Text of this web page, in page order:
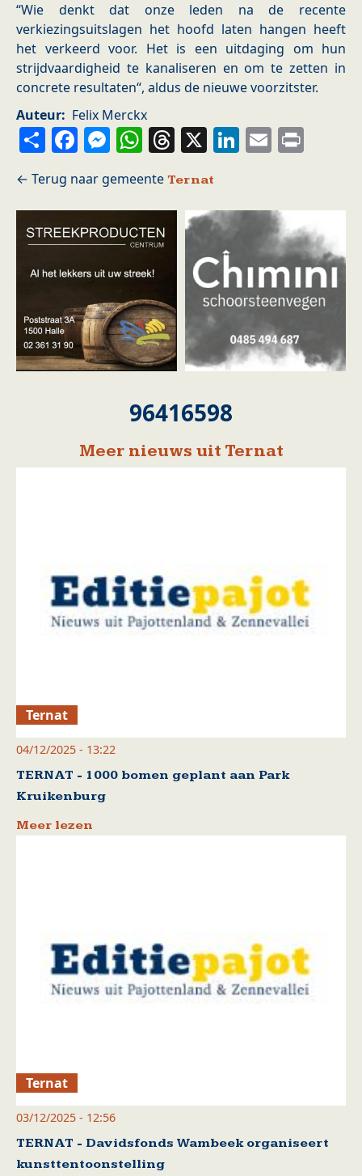
“Wie denkt dat onze leden na de recente
verkiezingsuitslagen het hoofd laten hangen heeft
het verkeerd voor. Het is een uitdaging om hun
strijdvaardigheid te kanaliseren en om te zetten in
concrete resultaten“, aldus de nieuwe voorzitster.
Auteur
Felix Merckx
ShareFacebook
Messenger
WhatsApp
Threads
X LinkedIn
Email
Ternat
96416598
Meer nieuws uit Ternat
Ternat
04/12/2025 - 13:22
TERNAT - 1000 bomen geplant aan Park
Kruikenburg
Meer lezen
Ternat
03/12/2025 - 12:56
TERNAT - Davidsfonds Wambeek organiseert
kunsttentoonstelling